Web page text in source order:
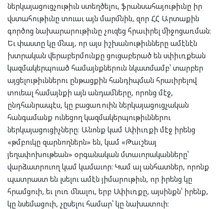
ներկայացուցչութիւն ստեղծելու, ֆրանսահայութիւնը իր
վստահութիւնը տուաւ այն մարմնին, զոր ՀՀ Արտաքին
գործոց նախարարութիւնը չուզեց հրաւիրել միջոցառման։
Եւ փաստը կը մնայ, որ այս իշխանութիւնները ամէնէն
խտրական վերաբերմունքը ցուցաբերած են սփիւռքեան
կազմակերպուած համայնքներուն նկատմամբ՝ տարբեր
այցելութիւններու ընթացքին հանդիպման հրաւիրելով
տուեալ համայնքի այն անդամները, որոնց մէջ,
ընդհանրապէս, կը բացառուին ներկայացուցչական
հանգամանք ունեցող կազմակերպութիւններու
ներկայացուցիչները։ Անոնք կամ Սփիւռքի մէջ իրենց
«թմբուկը զարնողներն» են, կամ «Թաւշեայ
յեղափոխութեան» օրգանական մտաւորականները՝
վարձատրուող կամ կամաւոր։ Կամ ալ անհատներ, որոնք
պատրաստ են լսելու ամէն յիմարութիւն, որ իրենց կը
հրամցուի, եւ լուռ մնալու, երբ Սփիւռքը, այսինքն՝ իրենք,
կը նսեմացուի, չըսելու համար՝ կը նախատուի։